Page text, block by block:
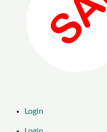
Login